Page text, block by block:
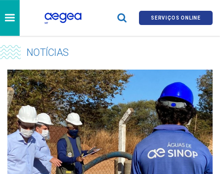
SERVIÇOS ONLINE
NOTÍCIAS